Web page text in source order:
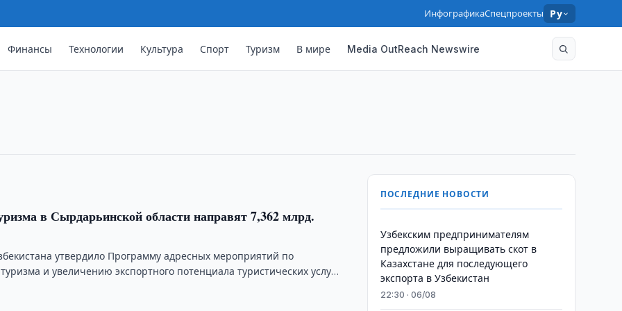
ИнфографикаСпецпроекты Ру
Финансы Технологии Культура Спорт Туризм В мире Media OutReach Newswire
осуществлена комплексная
2011-2012гг.», бюджет …
в Сырдарьинской области направят 7,362 млрд.
утвердило Программу адресных мероприятий по
и увеличению экспортного потенциала туристических услуг
ПОСЛЕДНИЕ НОВОСТИ
Узбекским предпринимателям
предложили выращивать скот в
Казахстане для последующего
экспорта в Узбекистан
22:30 · 06/08